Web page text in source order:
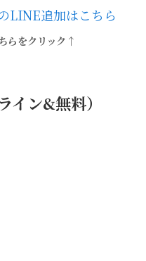
らをクリック↑
イン&無料）